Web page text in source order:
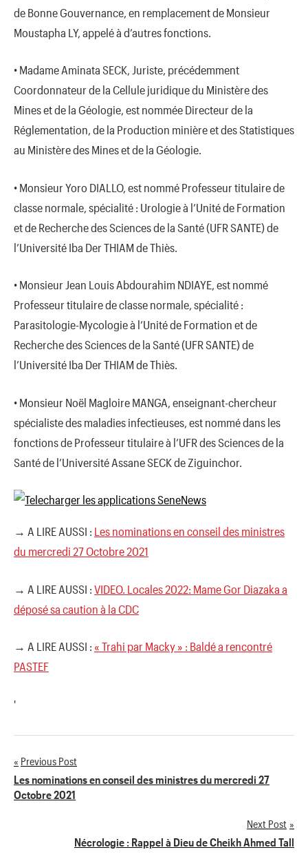
de Bonne Gouvernance, en remplacement de Monsieur
Moustapha LY, appelé à d’autres fonctions.
• Madame Aminata SECK, Juriste, précédemment
Coordonnateur de la Cellule juridique du Ministère des
Mines et de la Géologie, est nommée Directeur de la
Réglementation, de la Production minière et des Statistiques
au Ministère des Mines et de la Géologie.
• Monsieur Yoro DIALLO, est nommé Professeur titulaire de
classe normale, spécialité : Urologie à l’Unité de Formation
et de Recherche des Sciences de la Santé (UFR SANTE) de
l’Université Iba Der THIAM de Thiès.
• Monsieur Jean Louis Abdourahim NDIAYE, est nommé
Professeur titulaire de classe normale, spécialité :
Parasitologie-Mycologie à l’Unité de Formation et de
Recherche des Sciences de la Santé (UFR SANTE) de
l’Université Iba Der THIAM de Thiès.
• Monsieur Noël Magloire MANGA, enseignant-chercheur
spécialiste des maladies infectieuses, est nommé dans les
fonctions de Professeur titulaire à l’UFR des Sciences de la
Santé de l’Université Assane SECK de Ziguinchor.
→ A LIRE AUSSI : Les nominations en conseil des ministres
du mercredi 27 Octobre 2021
→ A LIRE AUSSI : VIDEO. Locales 2022: Mame Gor Diazaka a
déposé sa caution à la CDC
→ A LIRE AUSSI : « Trahi par Macky » : Baldé a rencontré
PASTEF
'
Navigation
de
Previous Post
Les nominations en conseil des ministres du mercredi 27
Octobre 2021
Next Post
Nécrologie : Rappel à Dieu de Cheikh Ahmed Tall